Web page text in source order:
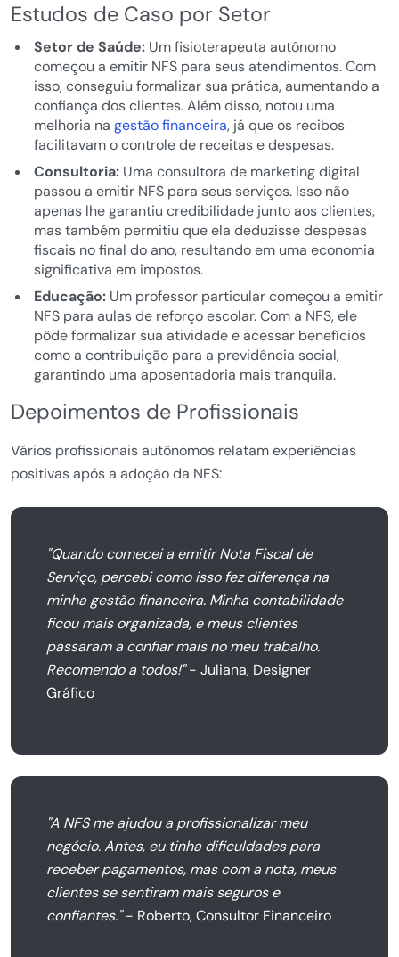
Estudos de Caso por Setor
Setor de Saúde:Um fisioterapeuta autônomo
começou a emitir NFS para seus atendimentos. Com
isso, conseguiu formalizar sua prática, aumentando a
confiança dos clientes. Além disso, notou uma
melhoria na gestão financeira, já que os recibos
facilitavam o controle de receitas e despesas.
Consultoria:Uma consultora de marketing digital
passou a emitir NFS para seus serviços. Isso não
apenas lhe garantiu credibilidade junto aos clientes,
mas também permitiu que ela deduzisse despesas
fiscais no final do ano, resultando em uma economia
significativa em impostos.
Educação:Um professor particular começou a emitir
NFS para aulas de reforço escolar. Com a NFS, ele
pôde formalizar sua atividade e acessar benefícios
como a contribuição para a previdência social,
garantindo uma aposentadoria mais tranquila.
Depoimentos de Profissionais
Vários profissionais autônomos relatam experiências
positivas após a adoção da NFS:
"Quando comecei a emitir Nota Fiscal de
Serviço, percebi como isso fez diferença na
minha gestão financeira. Minha contabilidade
ficou mais organizada, e meus clientes
passaram a confiar mais no meu trabalho.
Recomendo a todos!"- Juliana, Designer
Gráfico
"A NFS me ajudou a profissionalizar meu
negócio. Antes, eu tinha dificuldades para
receber pagamentos, mas com a nota, meus
clientes se sentiram mais seguros e
confiantes."- Roberto, Consultor Financeiro